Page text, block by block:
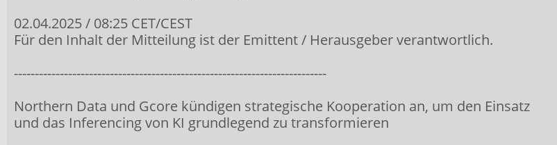
02.04.2025 / 08:25 CET/CEST
Für den Inhalt der Mitteilung ist der Emittent / Herausgeber verantwortlich.
---------------------------------------------------------------------------
Northern Data und Gcore kündigen strategische Kooperation an, um den Einsatz
und das Inferencing von KI grundlegend zu transformieren